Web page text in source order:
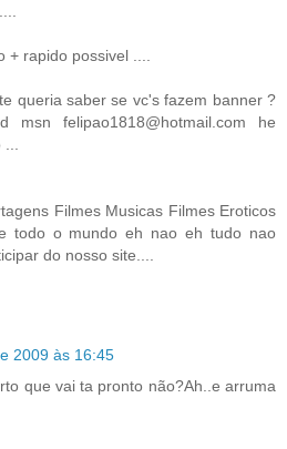
rapido possivel ....
queria saber se vc's fazem banner ?
felipao1818@hotmail.com he
Filmes Musicas Filmes Eroticos
todo o mundo eh nao eh tudo nao
do nosso site....
2009 às 16:45
que vai ta pronto não?Ah..e arruma